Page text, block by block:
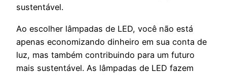
sustentável.
Ao escolher lâmpadas de LED, você não está
apenas economizando dinheiro em sua conta de
luz, mas também contribuindo para um futuro
mais sustentável. As lâmpadas de LED fazem